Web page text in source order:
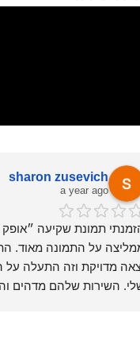
קיר מיוחדים |
sharon zusevich
a year ago